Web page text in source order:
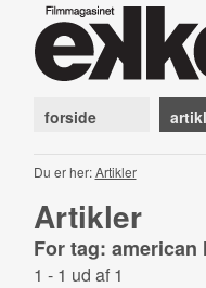
forside
Du er her:Artikler
Artikler
For tag:
1 - 1 ud af 1